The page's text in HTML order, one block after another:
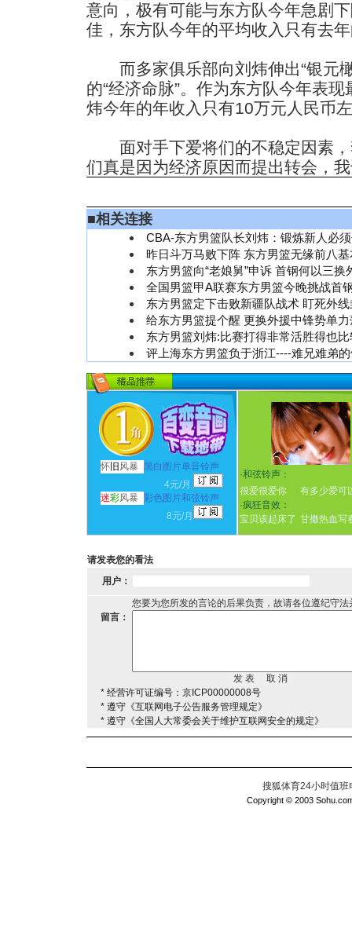
意向，极有可能与东方队今年急剧
佳，东方队今年的平均收入只有去
而多家俱乐部向刘炜伸出“银元
的“经济命脉”。作为东方队今年表
炜今年的年收入只有10万元人民币
面对手下爱将们的不稳定因素，
们真是因为经济原因而提出转会，
■相关连接
CBA-东方男篮队长刘炜：锻炼新人必
昨日斗万马败下阵 东方男篮无缘前八
东方男篮向“老娘舅”申诉 首钢何以三换
全国男篮甲A联赛东方男篮今晚挑战首
东方男篮定下击败新疆队战术 盯死外
给东方男篮提个醒 更换外援中锋势单
东方男篮刘炜:比赛打得非常活胜得也
评上海东方男篮负于浙江----难兄难弟
怀 旧 风暴
黑白图片单音铃声
4元/月
迷彩风暴 彩色图片和弦铃声
8元/月
·和弦铃声：
很爱很爱你
有多少爱可
·疯狂音效：
宝贝该起床了 甘撒热血写
请发表您的看法
用户：
您要为您所发的言论的后果负责，故请各位遵纪守
留言：
* 经营许可证编号：京ICP00000008号
* 遵守《互联网电子公告服务管理规定》
* 遵守《全国人大常委会关于维护互联网安全的规定》
搜狐体育24小时值
Copyright © 2003